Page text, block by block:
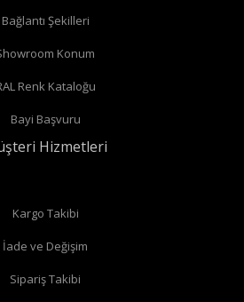
Bağlantı Şekilleri
Konum
Renk Kataloğu
Bayi Başvuru
Hizmetleri
Kargo Takibi
İade ve Değişim
Sipariş Takibi